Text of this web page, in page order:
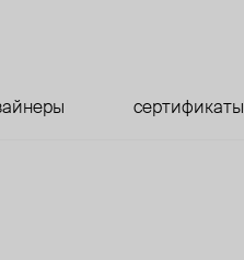
сертификаты